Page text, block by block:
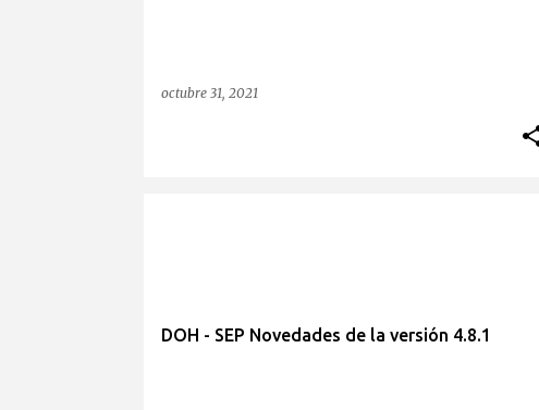
octubre 31, 2021
DOH - SEP Novedades de la versión 4.8.1